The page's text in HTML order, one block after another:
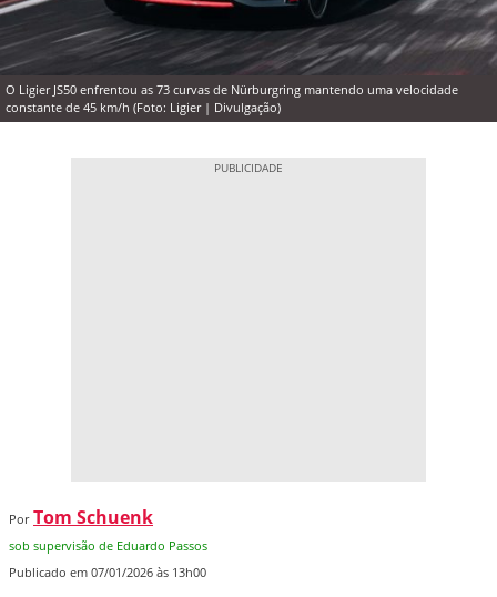
O Ligier JS50 enfrentou as 73 curvas de Nürburgring mantendo uma velocidade
constante de 45 km/h (Foto: Ligier | Divulgação)
Por Tom Schuenk
sob supervisão de Eduardo Passos
Publicado em 07/01/2026 às 13h00